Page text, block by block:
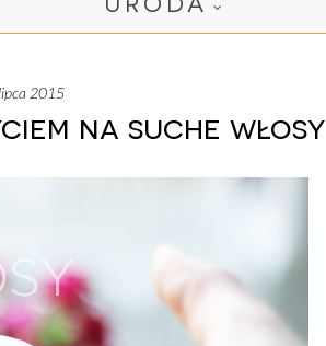
2015
na suche włosy